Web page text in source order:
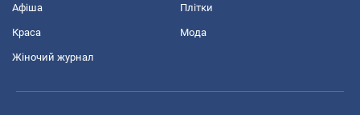
Афіша Плітки
Краса Мода
Жіночий журнал